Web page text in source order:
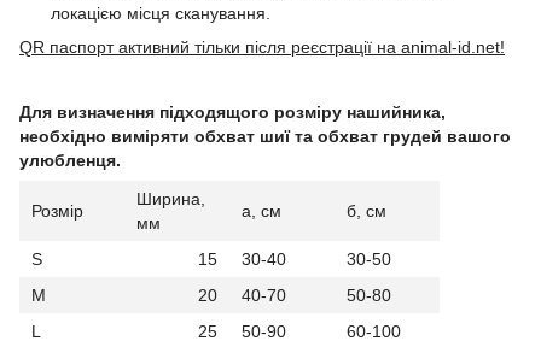
локацією місця сканування.
QR паспорт активний тільки після реєстрації на animal-id.net!
Для визначення підходящого розміру нашийника,
необхідно виміряти обхват шиї та обхват грудей вашого
улюбленця.
Розмір
Ширина,
мм
а, см б, см
S 15 30-40
30-50
M
20 40-70
50-80
L
25 50-90
60-100